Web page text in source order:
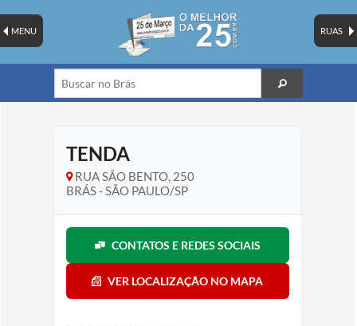
RUAS
MENU
TENDA
RUA SÃO BENTO, 250
BRÁS - SÃO PAULO/SP
CONTATOS E REDES SOCIAIS
VER LOCALIZAÇÃO NO MAPA